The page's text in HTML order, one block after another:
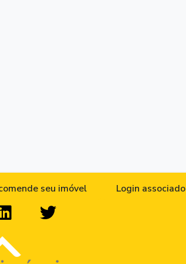
seu imóvel Login associado